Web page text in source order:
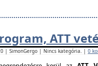
ATT
| SimonGergo | Nincs kategória. | 0